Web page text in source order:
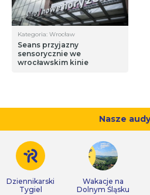
Kategoria: Wrocław
Seans przyjazny
sensorycznie we
wrocławskim kinie
Nasze
Dziennikarski
Tygiel
Wakacje na
Dolnym Śląsku